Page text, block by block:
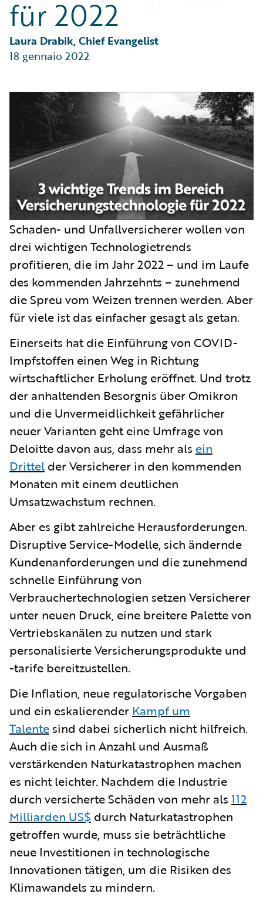
Partner Perspective
Technology
für 2022
Laura Drabik, Chief Evangelist
18 gennaio 2022
Schaden- und Unfallversicherer wollen von
drei wichtigen Technologietrends
profitieren, die im Jahr 2022 – und im Laufe
des kommenden Jahrzehnts – zunehmend
die Spreu vom Weizen trennen werden. Aber
für viele ist das einfacher gesagt als getan.
Einerseits hat die Einführung von COVID-
Impfstoffen einen Weg in Richtung
wirtschaftlicher Erholung eröffnet. Und trotz
der anhaltenden Besorgnis über Omikron
und die Unvermeidlichkeit gefährlicher
neuer Varianten geht eine Umfrage von
Deloitte davon aus, dass mehr als ein
Drittel der Versicherer in den kommenden
Monaten mit einem deutlichen
Umsatzwachstum rechnen.
Aber es gibt zahlreiche Herausforderungen.
Disruptive Service-Modelle, sich ändernde
Kundenanforderungen und die zunehmend
schnelle Einführung von
Verbrauchertechnologien setzen Versicherer
unter neuen Druck, eine breitere Palette von
Vertriebskanälen zu nutzen und stark
personalisierte Versicherungsprodukte und
-tarife bereitzustellen.
Die Inflation, neue regulatorische Vorgaben
und ein eskalierender Kampf um
Talente sind dabei sicherlich nicht hilfreich.
Auch die sich in Anzahl und Ausmaß
verstärkenden Naturkatastrophen machen
es nicht leichter. Nachdem die Industrie
durch versicherte Schäden von mehr als 112
Milliarden US$ durch Naturkatastrophen
getroffen wurde, muss sie beträchtliche
neue Investitionen in technologische
Innovationen tätigen, um die Risiken des
Klimawandels zu mindern.